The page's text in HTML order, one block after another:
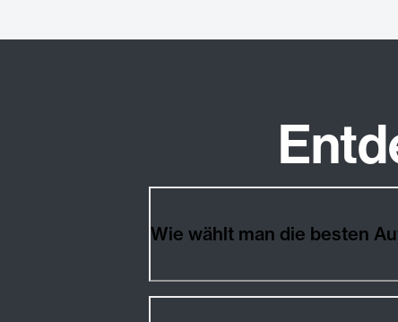
Wie wählt man die besten